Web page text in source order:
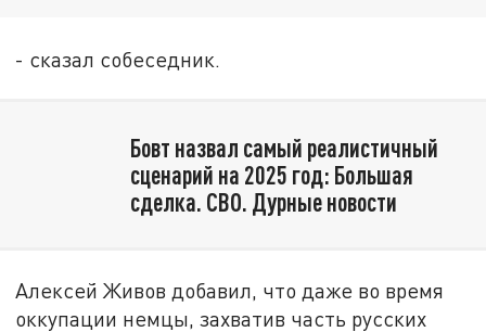
- сказал собеседник.
Бовт назвал самый реалистичный
сценарий на 2025 год: Большая
сделка. СВО. Дурные новости
Алексей Живов добавил, что даже во время
оккупации немцы, захватив часть русских